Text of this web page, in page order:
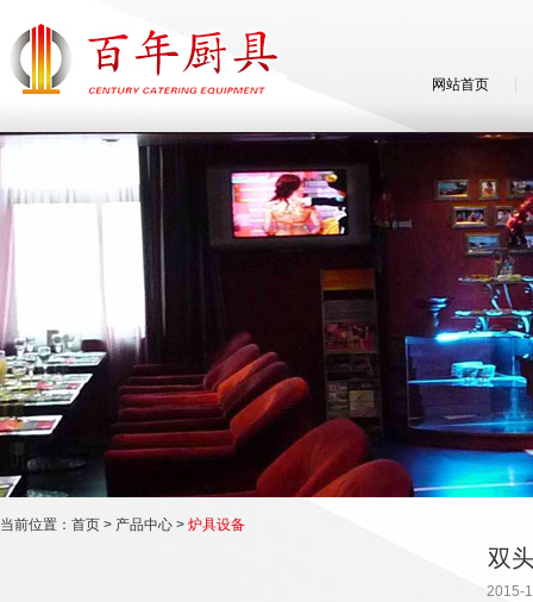
网站首页
当前位置： 首页 > 产品中心 > 炉具设备
双
2015-